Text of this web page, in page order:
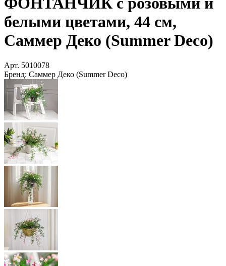
белыми цветами, 44 см,
Саммер Деко (Summer Deco)
Арт. 5010078
Бренд: Саммер Деко (Summer Deco)